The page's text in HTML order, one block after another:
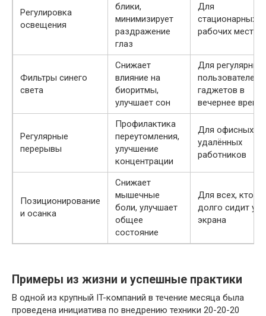
Регулировка
освещения
блики,
минимизирует
раздражение
глаз
Для
стационарных
рабочих мест
Фильтры синего
света
Снижает
влияние на
биоритмы,
улучшает сон
Для регулярных
пользователей
гаджетов в
вечернее время
Регулярные
перерывы
Профилактика
переутомления,
улучшение
концентрации
Для офисных и
удалённых
работников
Позиционирование
и осанка
Снижает
мышечные
боли, улучшает
общее
состояние
Для всех, кто
долго сидит у
экрана
Примеры из жизни и успешные практики
В одной из крупный IT-компаний в течение месяца была
проведена инициатива по внедрению техники 20-20-20